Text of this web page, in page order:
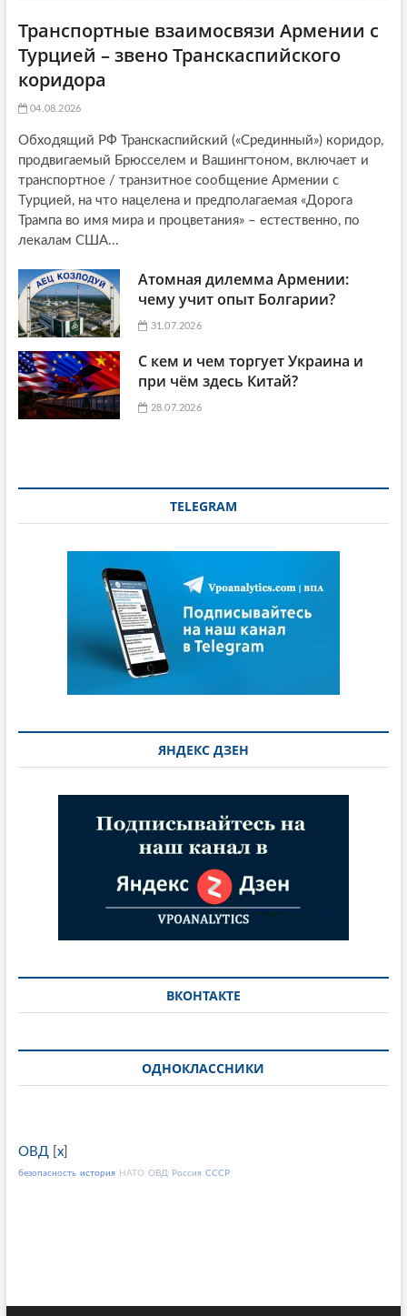
Транспортные взаимосвязи Армении с
Турцией – звено Транскаспийского
коридора
04.08.2026
Обходящий РФ Транскаспийский («Срединный») коридор,
продвигаемый Брюсселем и Вашингтоном, включает и
транспортное / транзитное сообщение Армении с
Турцией, на что нацелена и предполагаемая «Дорога
Трампа во имя мира и процветания» – естественно, по
лекалам США...
Атомная дилемма Армении:
чему учит опыт Болгарии?
31.07.2026
С кем и чем торгует Украина и
при чём здесь Китай?
28.07.2026
TELEGRAM
ЯНДЕКС ДЗЕН
ВКОНТАКТЕ
ОДНОКЛАССНИКИ
ОВД x]
безопасность история НАТО ОВД Россия СССР